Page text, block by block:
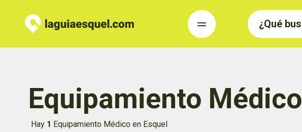
Equipamiento Médico
Hay 1 Equipamiento Médico en Esquel